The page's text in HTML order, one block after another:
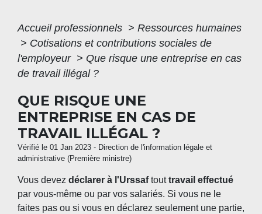
Accueil professionnels > Ressources humaines
> Cotisations et contributions sociales de
l'employeur > Que risque une entreprise en cas
de travail illégal ?
QUE RISQUE UNE
ENTREPRISE EN CAS DE
TRAVAIL ILLÉGAL ?
Vérifié le 01 Jan 2023 - Direction de l'information légale et
administrative (Première ministre)
Vous devez déclarer à l'Urssaftouttravail effectué
par vous-même ou par vos salariés. Si vous ne le
faites pas ou si vous en déclarez seulement une partie,